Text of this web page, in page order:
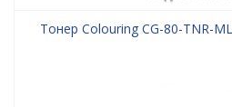
Тонер Colouring CG-80-TNR-